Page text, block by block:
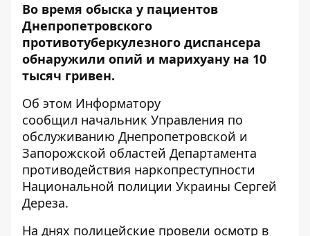
Во время обыска у пациентов
Днепропетровского
противотуберкулезного диспансера
обнаружили опий и марихуану на 10
тысяч гривен.
Об этом Информатору
сообщил начальник Управления по
обслуживанию Днепропетровской и
Запорожской областей Департамента
противодействия наркопреступности
Национальной полиции Украины Сергей
Дереза.
На днях полицейские провели осмотр в